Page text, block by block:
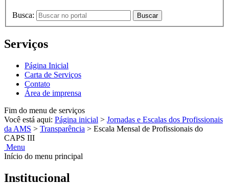
Busca: Buscar
Serviços
Página Inicial
Carta de Serviços
Contato
Área de imprensa
Fim do menu de serviços
Você está aqui: Página inicial > Jornadas e Escalas dos Profissionais
da AMS > Transparência > Escala Mensal de Profissionais do
CAPS III
Menu
Início do menu principal
Institucional